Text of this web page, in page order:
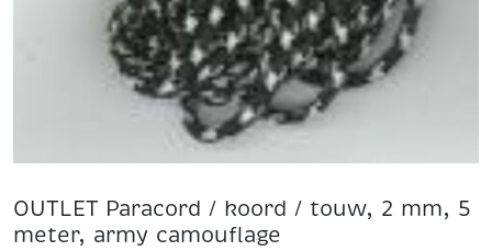
OUTLET Paracord / koord / touw, 2 mm, 5
meter, army camouflage